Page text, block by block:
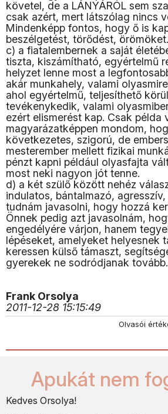
követel, de a LÁNYÁRÓL sem
csak azért, mert látszólag nincs
Mindenképp fontos, hogy ő is
beszélgetést, törődést, örömöket.
c) a fiatalembernek a saját
tiszta, kiszámítható, egyértelmű
helyzet lenne most a
akár munkahely, valami
ahol egyértelmű, teljesíthető
tevékenykedik, valami
ezért elismerést kap. Csak példa
magyarázatképpen mondom,
következetes, szigorú, de
mesterember mellett fizikai
pénzt kapni például olyasfajta
most neki nagyon jót tenne.
d) a két szülő között nehéz
indulatos, bántalmazó,
tudnám javasolni, hogy hozzá
Önnek pedig azt javasolnám,
engedélyére várjon, hanem
lépéseket, amelyeket helyesnek
keressen külső támaszt,
gyerekek ne sodródjanak tovább.
Frank Orsolya
2011-12-28 15:15:49
Olvasói
Apukát nem
Kedves Orsolya!